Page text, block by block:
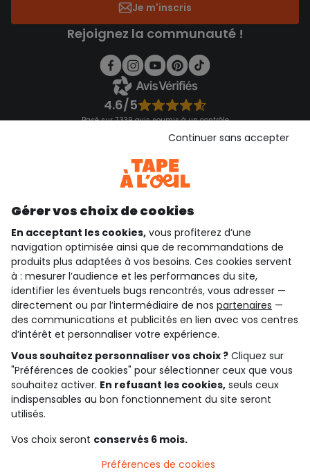
Je m'inscris
Rejoignez la communauté !
4.6/5
Basé sur 7 339 avis soumis à un contrôle
Consulter les CGU
qui sommes-nous ?
besoin d'aide ?
le club fidélité
notre catalogue
Conditions générales de ventes et d'utilisation
Conditions d’utilisation des réseaux sociaux
Politique de confidentialité
Cookies et données personnelles
Paramètres des cookies
Gérer vos choix de cookies
En acceptant les cookies, vous profiterez d’une
navigation optimisée ainsi que de recommandations de
produits plus adaptées à vos besoins. Ces cookies servent
à : mesurer l’audience et les performances du site,
identifier les éventuels bugs rencontrés, vous adresser —
directement ou par l’intermédiaire de nos partenaires —
des communications et publicités en lien avec vos centres
d’intérêt et personnaliser votre expérience.
Vous souhaitez personnaliser vos choix ? Cliquez sur
"Préférences de cookies" pour sélectionner ceux que vous
souhaitez activer. En refusant les cookies, seuls ceux
indispensables au bon fonctionnement du site seront
utilisés.
Vos choix seront conservés 6 mois.
Continuer sans accepter
Préférences de cookies